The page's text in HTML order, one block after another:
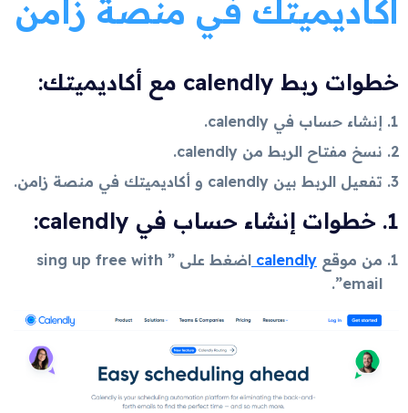
أكاديميتك في منصة زامن
خطوات ربط calendly مع أكاديميتك:
إنشاء حساب في calendly.
نسخ مفتاح الربط من calendly.
تفعيل الربط بين calendly و أكاديميتك في منصة زامن.
1. خطوات إنشاء حساب في calendly:
من موقع calendly
اضغط على ” sing up free with
email”.